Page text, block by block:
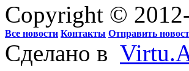
Copyright ©
Все новости Контакты Отправить
Сделано в